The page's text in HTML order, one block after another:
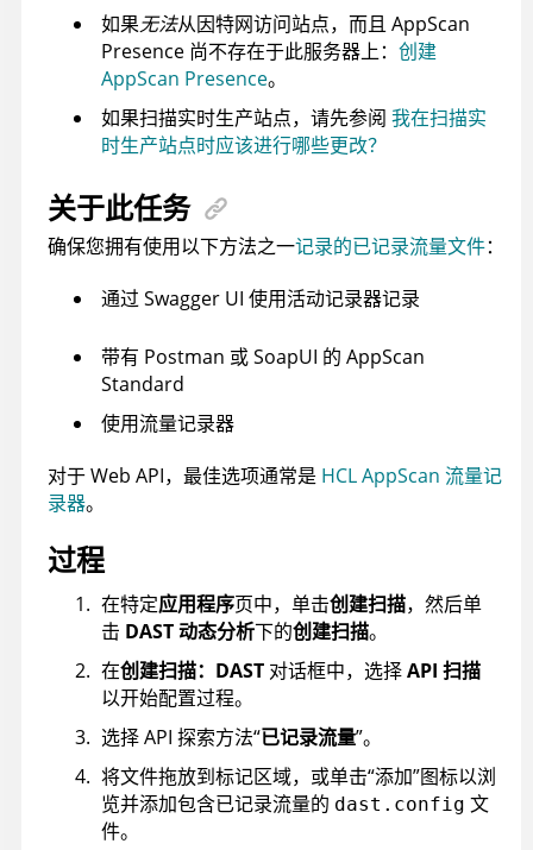
如果无法从因特网访问站点，而且 AppScan
Presence 尚不存在于此服务器上： 创建
AppScan Presence。
如果扫描实时生产站点，请先参阅 我在扫描实
时生产站点时应该进行哪些更改？
关于此任务
确保您拥有使用以下方法之一记录的已记录流量文件：
通过 Swagger UI 使用活动记录器记录
带有 Postman 或 SoapUI 的 AppScan
Standard
使用流量记录器
对于 Web API，最佳选项通常是 HCL AppScan 流量记
录器。
过程
在特定应用程序页中，单击创建扫描，然后单
击 DAST 动态分析下的创建扫描。
在创建扫描：DAST 对话框中，选择API 扫描
以开始配置过程。
选择 API 探索方法“已记录流量”。
将文件拖放到标记区域，或单击“添加”图标以浏
览并添加包含已记录流量的 dast.config 文
件。